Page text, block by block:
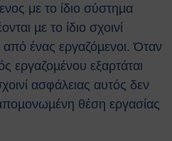
με το ίδιο σύστημα
µε το ίδιο σχοινί
από ένας εργαζόµενοι. Όταν
εργαζοµένου εξαρτάται
ασφάλειας αυτός δεν
θέση εργασίας